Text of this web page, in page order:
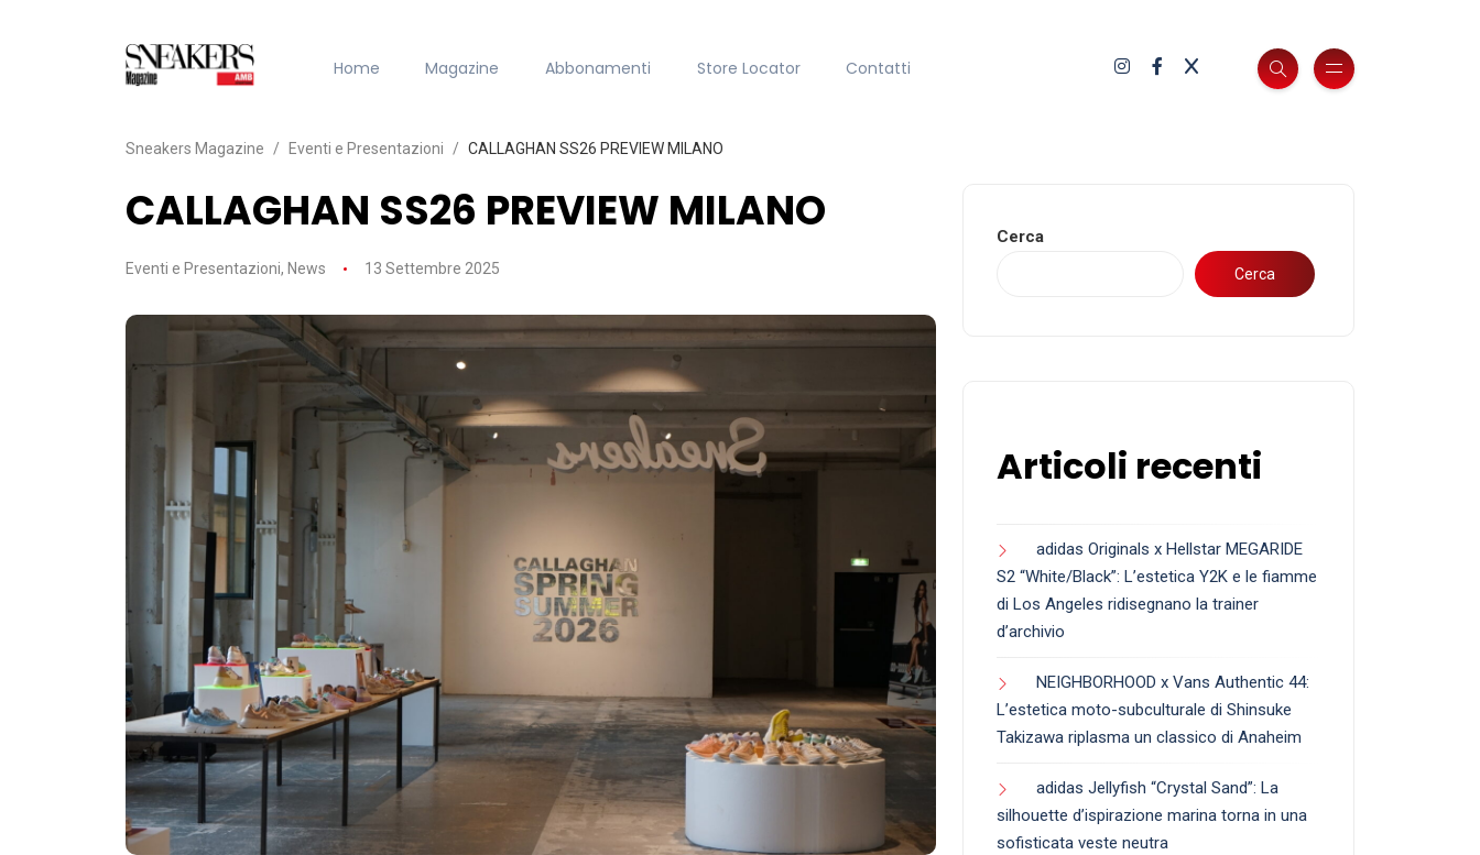
Home Magazine Abbonamenti Store Locator Contatti
Sneakers Magazine Eventi e Presentazioni CALLAGHAN SS26 PREVIEW MILANO
CALLAGHAN SS26 PREVIEW MILANO
Eventi e Presentazioni, News 13 Settembre 2025
Cerca
Cerca
Articoli recenti
adidas Originals x Hellstar MEGARIDE
S2 “White/Black”: L’estetica Y2K e le fiamme
di Los Angeles ridisegnano la trainer
d’archivio
NEIGHBORHOOD x Vans Authentic 44:
L’estetica moto-subculturale di Shinsuke
Takizawa riplasma un classico di Anaheim
adidas Jellyfish “Crystal Sand”: La
silhouette d’ispirazione marina torna in una
sofisticata veste neutra